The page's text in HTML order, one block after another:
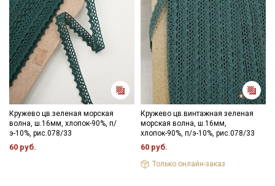
Кружево цв.зеленая морская
волна, ш.16мм, хлопок-90%, п/
э-10%, рис.078/33
60 руб.
Кружево цв.винтажная зеленая
морская волна, ш.16мм,
хлопок-90%, п/э-10%, рис.078/33
60 руб.
Только онлайн-заказ